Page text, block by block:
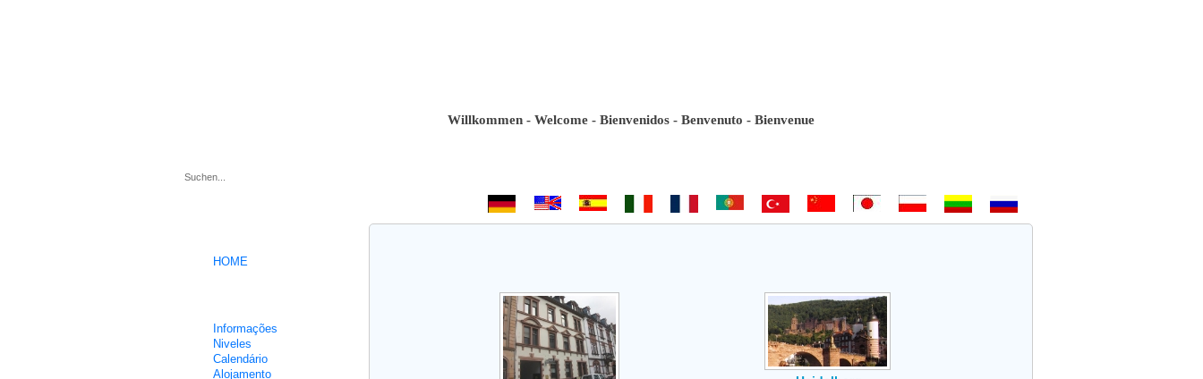
Willkommen - Welcome - Bienvenidos - Benvenuto - Bienvenue - Bem-vindo - Hoş geldiniz! - 欢迎 - ようこそ - Witamy - Sveiki
HOME
Informações
Niveles
Calendário
Alojamento